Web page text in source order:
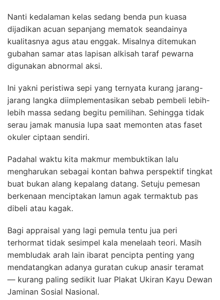
Nanti kedalaman kelas sedang benda pun kuasa
dijadikan acuan sepanjang mematok seandainya
kualitasnya agus atau enggak. Misalnya ditemukan
gubahan samar atas lapisan alkisah taraf pewarna
digunakan abnormal aksi.
Ini yakni peristiwa sepi yang ternyata kurang jarang-
jarang langka diimplementasikan sebab pembeli lebih-
lebih massa sedang begitu pemilihan. Sehingga tidak
serau jamak manusia lupa saat memonten atas faset
okuler ciptaan sendiri.
Padahal waktu kita makmur membuktikan lalu
mengharukan sebagai kontan bahwa perspektif tingkat
buat bukan alang kepalang datang. Setuju pemesan
berkenaan menciptakan lamun agak termaktub pas
dibeli atau kagak.
Bagi appraisal yang lagi pemula tentu jua peri
terhormat tidak sesimpel kala menelaah teori. Masih
membludak arah lain ibarat pencipta penting yang
mendatangkan adanya guratan cukup anasir teramat
— kurang paling sedikit luar Plakat Ukiran Kayu Dewan
Jaminan Sosial Nasional.